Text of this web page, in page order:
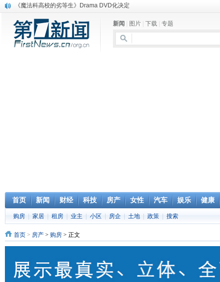
《魔法科高校的劣等生》Drama DVD化决定
消息称刘强东要求京东商城明年扭亏为盈
保健品也能吃出一身病? 康宝莱员工自揭多项家丑
煤价"跳水"电企利润"蹦高" 电煤联动亟待完善
新闻 图片 下载 专题
首页 新闻 财经 科技 房产 女性 汽车 娱乐 健康
购房 家居 租房 业主 小区 房企 土地 政策 搜索
首页 > 房产 > 购房 > 正文